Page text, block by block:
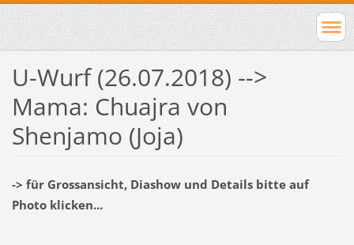
U-Wurf (26.07.2018) -->
Mama: Chuajra von
Shenjamo (Joja)
-> für Grossansicht, Diashow und Details bitte auf
Photo klicken...